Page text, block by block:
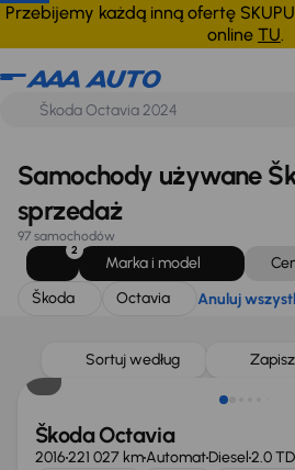
Przebijemy każdą inną ofertę
online TU.
Škoda Octavia Anuluj wszystko
Samochody używane
sprzedaż
97 samochodów
2
Marka i model
Škoda
Octavia Anuluj
Sortuj według
Škoda Octavia
2016221 027 kmAutomatDiesel2.0